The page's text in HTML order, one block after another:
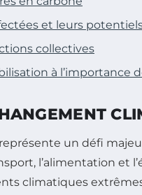
et leurs
collectives
à l’importance
représente un défi
l’alimentation et
climatiques